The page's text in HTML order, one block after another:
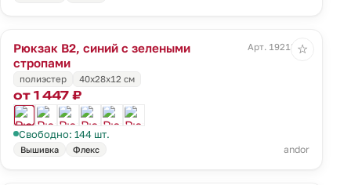
Рюкзак B2, синий с зелеными
стропами
Арт. 19218.41
полиэстер 40х28х12 см
от 1 447 ₽
Свободно: 144 шт.
Вышивка Флекс andor
☆